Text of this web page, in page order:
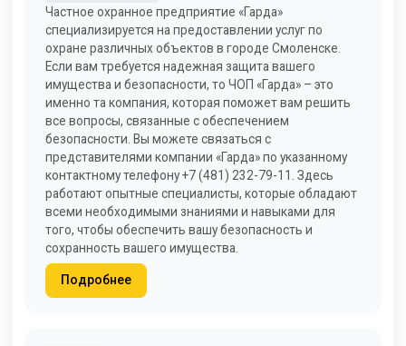
Частное охранное предприятие «Гарда»
специализируется на предоставлении услуг по
охране различных объектов в городе Смоленске.
Если вам требуется надежная защита вашего
имущества и безопасности, то ЧОП «Гарда» – это
именно та компания, которая поможет вам решить
все вопросы, связанные с обеспечением
безопасности. Вы можете связаться с
представителями компании «Гарда» по указанному
контактному телефону +7 (481) 232-79-11. Здесь
работают опытные специалисты, которые обладают
всеми необходимыми знаниями и навыками для
того, чтобы обеспечить вашу безопасность и
сохранность вашего имущества.
Подробнее